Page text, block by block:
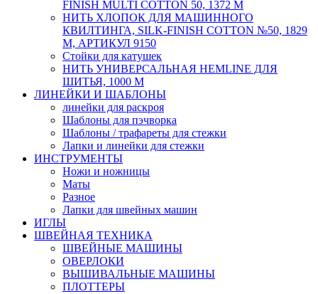
FINISH MULTI COTTON 50, 1372 М
НИТЬ ХЛОПОК ДЛЯ МАШИННОГО
КВИЛТИНГА, SILK-FINISH COTTON №50, 1829
М, АРТИКУЛ 9150
Стойки для катушек
НИТЬ УНИВЕРСАЛЬНАЯ HEMLINE ДЛЯ
ШИТЬЯ, 1000 М
ЛИНЕЙКИ И ШАБЛОНЫ
линейки для раскроя
Шаблоны для пэчворка
Шаблоны / трафареты для стежки
Лапки и линейки для стежки
ИНСТРУМЕНТЫ
Ножи и ножницы
Маты
Разное
Лапки для швейных машин
ИГЛЫ
ШВЕЙНАЯ ТЕХНИКА
ШВЕЙНЫЕ МАШИНЫ
ОВЕРЛОКИ
ВЫШИВАЛЬНЫЕ МАШИНЫ
ПЛОТТЕРЫ